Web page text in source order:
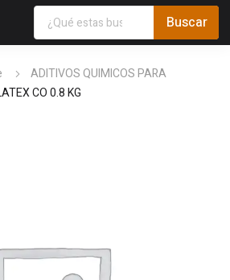
ADITIVOS QUIMICOS PARA
CO 0.8 KG